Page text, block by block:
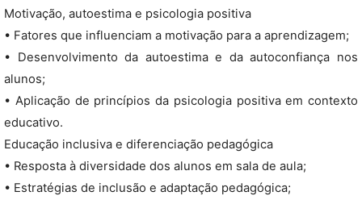
Motivação, autoestima e psicologia positiva
• Fatores que influenciam a motivação para a aprendizagem;
• Desenvolvimento da autoestima e da autoconfiança nos
alunos;
• Aplicação de princípios da psicologia positiva em contexto
educativo.
Educação inclusiva e diferenciação pedagógica
• Resposta à diversidade dos alunos em sala de aula;
• Estratégias de inclusão e adaptação pedagógica;